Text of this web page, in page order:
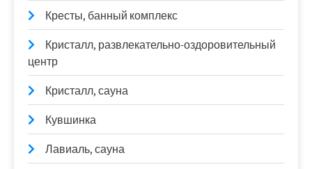
Кресты, банный комплекс
Кристалл, развлекательно-оздоровительный
центр
Кристалл, сауна
Кувшинка
Лавиаль, сауна